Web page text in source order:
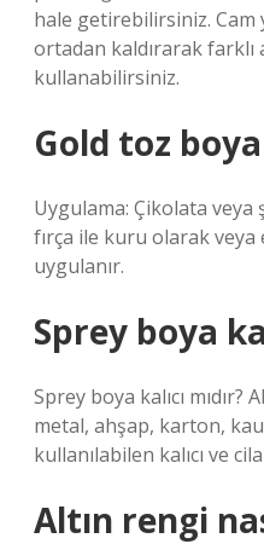
hale getirebilirsiniz.
ortadan kaldırarak farklı
kullanabilirsiniz.
Gold toz boya
Uygulama: Çikolata
fırça ile kuru olarak
uygulanır.
Sprey boya
Sprey boya kalıcı
metal, ahşap, karton,
kullanılabilen kalıcı ve
Altın rengi